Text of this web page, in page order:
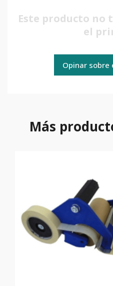
Este producto no
el
Opinar sobre
Más